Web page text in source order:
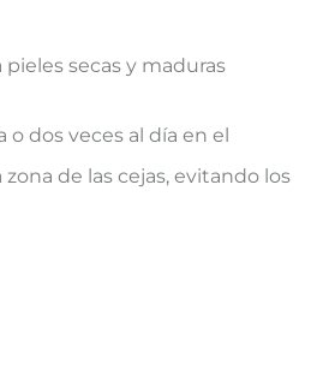
secas y maduras
o dos veces al día en el
de las cejas, evitando los